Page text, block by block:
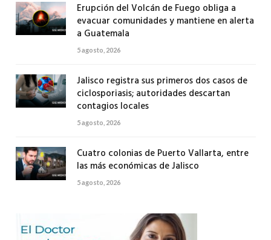
Erupción del Volcán de Fuego obliga a
evacuar comunidades y mantiene en alerta
a Guatemala
5 agosto, 2026
Jalisco registra sus primeros dos casos de
ciclosporiasis; autoridades descartan
contagios locales
5 agosto, 2026
Cuatro colonias de Puerto Vallarta, entre
las más económicas de Jalisco
5 agosto, 2026